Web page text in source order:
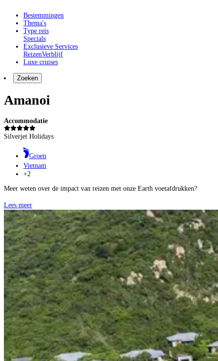
Bestemmingen
Thema's
Type reis
Specials
Exclusieve Services
ReizenVerblijf
Luxe cruises
Zoeken
Amanoi
Accommodatie
Silverjet Holidays
Groen
Vietnam
+2
Meer weten over de impact van reizen met onze Earth voetafdrukken?
Lees meer